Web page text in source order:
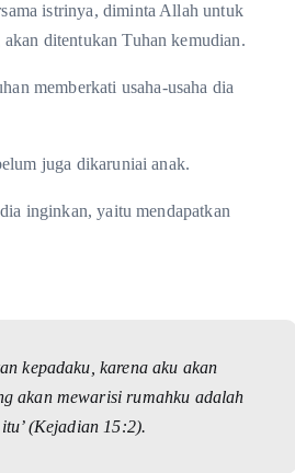
istrinya, diminta Allah untuk
ditentukan Tuhan kemudian.
memberkati usaha-usaha dia
juga dikaruniai anak.
inginkan, yaitu mendapatkan
kepadaku, karena aku akan
akan mewarisi rumahku adalah
(Kejadian 15:2).